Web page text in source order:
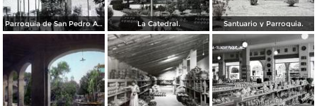
Parroquia de San Pedro Apóstol La Catedral. Santuario y Parroquia.